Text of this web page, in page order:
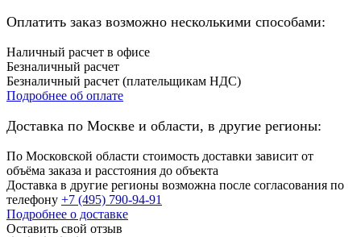
Оплатить заказ возможно несколькими способами:
Наличный расчет в офисе
Безналичный расчет
Безналичный расчет (плательщикам НДС)
Подробнее об оплате
Доставка по Москве и области, в другие регионы:
По Московской области стоимость доставки зависит от
объёма заказа и расстояния до объекта
Доставка в другие регионы возможна после согласования по
телефону +7 (495) 790-94-91
Подробнее о доставке
Оставить свой отзыв